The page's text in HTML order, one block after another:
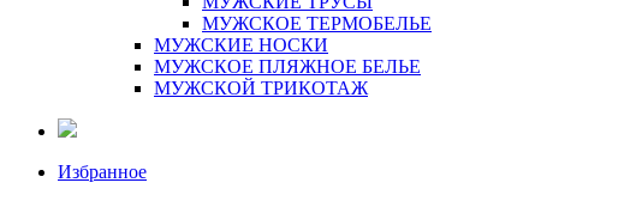
МУЖСКОЕ ТЕРМОБЕЛЬЕ
МУЖСКИЕ НОСКИ
МУЖСКОЕ ПЛЯЖНОЕ БЕЛЬЕ
МУЖСКОЙ ТРИКОТАЖ
Избранное